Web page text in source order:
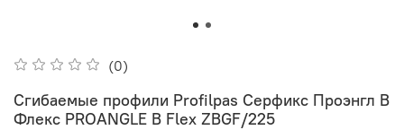
(0)
Сгибаемые профили Profilpas Серфикс Проэнгл В
Флекс PROANGLE B Flex ZBGF/225